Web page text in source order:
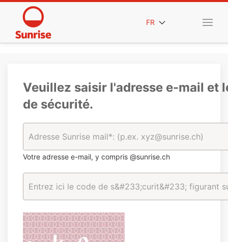
FR
Veuillez saisir l'adresse e-mail et
de sécurité.
Votre adresse e-mail, y compris @sunrise.ch